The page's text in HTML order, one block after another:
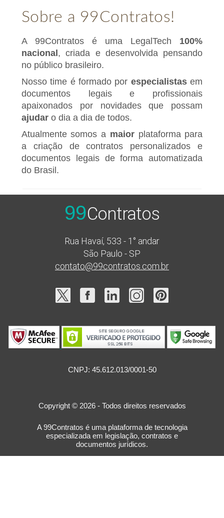
Sobre a 99Contratos!
A 99Contratos é uma LegalTech 100%
nacional, criada e desenvolvida pensando
no público brasileiro.
Nosso time é formado por especialistasem
documentos legais e profissionais
apaixonados por novidades que possam
ajudaro dia a dia de todos.
Atualmente somos a maiorplataforma para
a criação de contratos personalizados e
documentos legais de forma automatizada
do Brasil.
99Contratos
Rua Havaí, 533 - 1° andar
São Paulo - SP
contato@99contratos.com.br
CNPJ: 45.612.013/0001-50
Copyright © 2026 - Todos direitos reservados
A 99Contratos é uma plataforma de tecnologia
especializada em legislação, contratos e
documentos jurídicos.